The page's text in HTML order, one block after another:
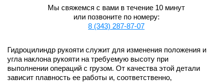
Мы свяжемся с вами в течение 10 минут
или позвоните по номеру:
8 (343) 287-87-07
Гидроцилиндр рукояти служит для изменения положения и
угла наклона рукояти на требуемую высоту при
выполнении операций с грузом. От качества этой детали
зависит плавность ее работы и, соответственно,